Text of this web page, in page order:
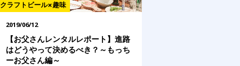
クラフトビール×趣味
2019/06/12
【お父さんレンタルレポート】進路
はどうやって決めるべき？～もっち
ーお父さん編～